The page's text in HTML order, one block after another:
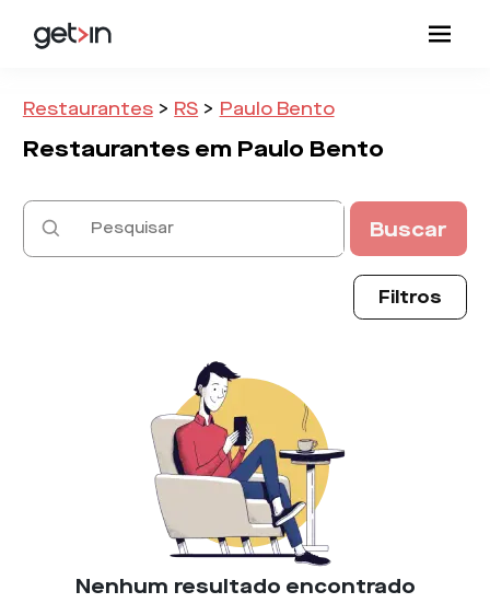
Restaurantes > RS > Paulo Bento
Restaurantes em Paulo Bento
Buscar
Filtros
Nenhum resultado encontrado